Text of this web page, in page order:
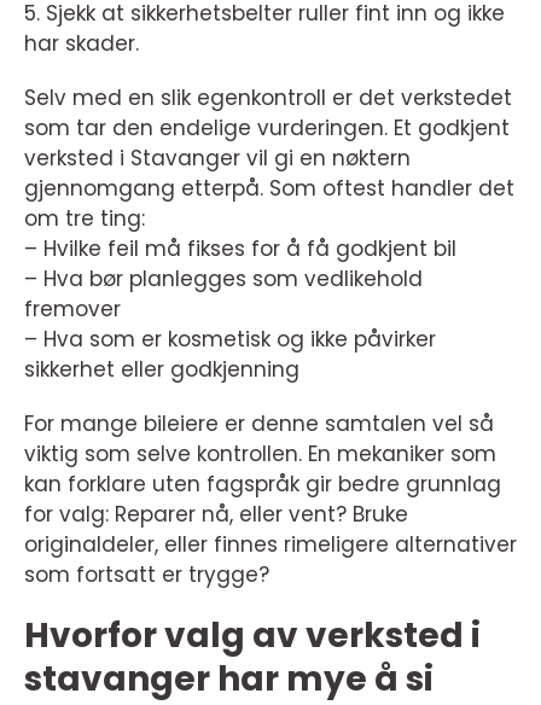
5. Sjekk at sikkerhetsbelter ruller fint inn og ikke
har skader.
Selv med en slik egenkontroll er det verkstedet
som tar den endelige vurderingen. Et godkjent
verksted i Stavanger vil gi en nøktern
gjennomgang etterpå. Som oftest handler det
om tre ting:
– Hvilke feil må fikses for å få godkjent bil
– Hva bør planlegges som vedlikehold
fremover
– Hva som er kosmetisk og ikke påvirker
sikkerhet eller godkjenning
For mange bileiere er denne samtalen vel så
viktig som selve kontrollen. En mekaniker som
kan forklare uten fagspråk gir bedre grunnlag
for valg: Reparer nå, eller vent? Bruke
originaldeler, eller finnes rimeligere alternativer
som fortsatt er trygge?
Hvorfor valg av verksted i
stavanger har mye å si